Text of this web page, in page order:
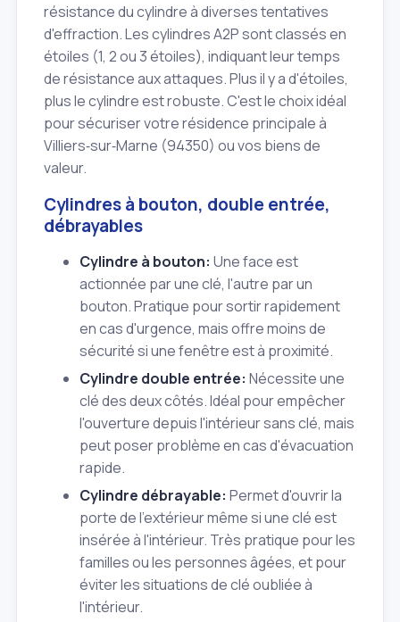
résistance du cylindre à diverses tentatives
d'effraction. Les cylindres A2P sont classés en
étoiles (1, 2 ou 3 étoiles), indiquant leur temps
de résistance aux attaques. Plus il y a d'étoiles,
plus le cylindre est robuste. C'est le choix idéal
pour sécuriser votre résidence principale à
Villiers‑sur‑Marne (94350) ou vos biens de
valeur.
Cylindres à bouton, double entrée,
débrayables
Cylindre à bouton: Une face est
actionnée par une clé, l'autre par un
bouton. Pratique pour sortir rapidement
en cas d'urgence, mais offre moins de
sécurité si une fenêtre est à proximité.
Cylindre double entrée: Nécessite une
clé des deux côtés. Idéal pour empêcher
l'ouverture depuis l'intérieur sans clé, mais
peut poser problème en cas d'évacuation
rapide.
Cylindre débrayable: Permet d'ouvrir la
porte de l'extérieur même si une clé est
insérée à l'intérieur. Très pratique pour les
familles ou les personnes âgées, et pour
éviter les situations de clé oubliée à
l'intérieur.